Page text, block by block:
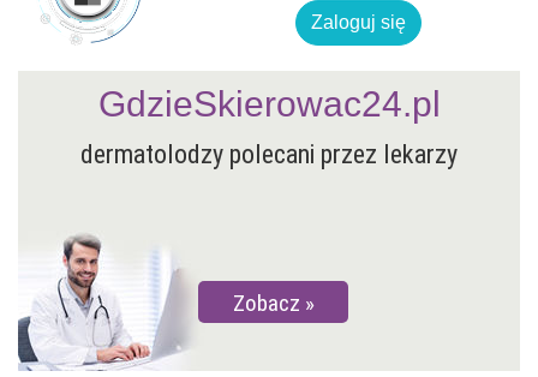
Zaloguj się
dermatolodzy polecani przez lekarzy
Zobacz
GdzieSkierowac24.pl